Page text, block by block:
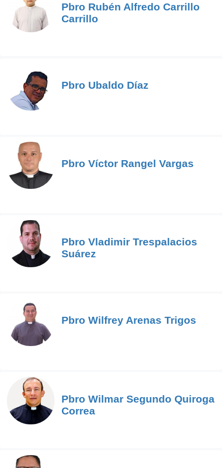
Pbro Rubén Alfredo Carrillo
Carrillo
Pbro Ubaldo Díaz
Pbro Víctor Rangel Vargas
Pbro Vladimir Trespalacios
Suárez
Pbro Wilfrey Arenas Trigos
Pbro Wilmar Segundo Quiroga
Correa